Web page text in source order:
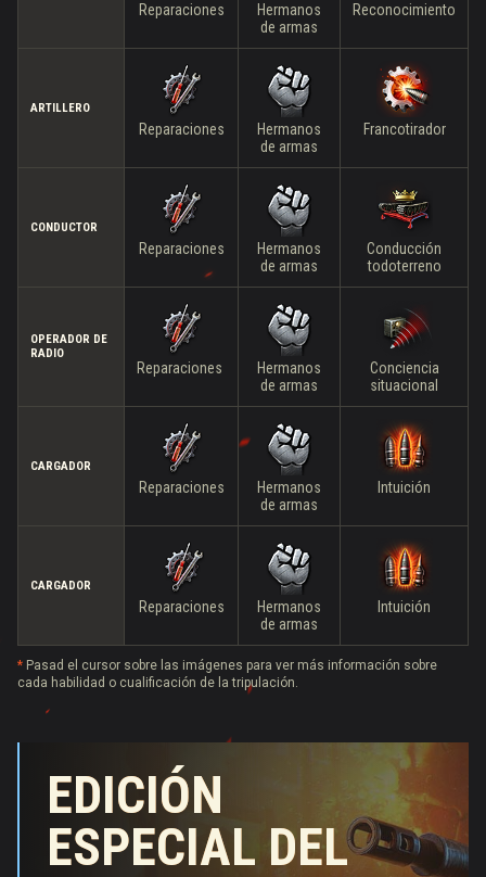
Reparaciones
Hermanos
de armas
Reconocimiento
ARTILLERO
Reparaciones
Hermanos
de armas
Francotirador
CONDUCTOR
Reparaciones
Hermanos
de armas
Conducción
todoterreno
OPERADOR DE
RADIO
Reparaciones
Hermanos
de armas
Conciencia
situacional
CARGADOR
Reparaciones
Hermanos
de armas
Intuición
CARGADOR
Reparaciones
Hermanos
de armas
Intuición
* Pasad el cursor sobre las imágenes para ver más información sobre
cada habilidad o cualificación de la tripulación.
EDICIÓN
ESPECIAL DEL
EDICIÓN
ESPECIAL DEL